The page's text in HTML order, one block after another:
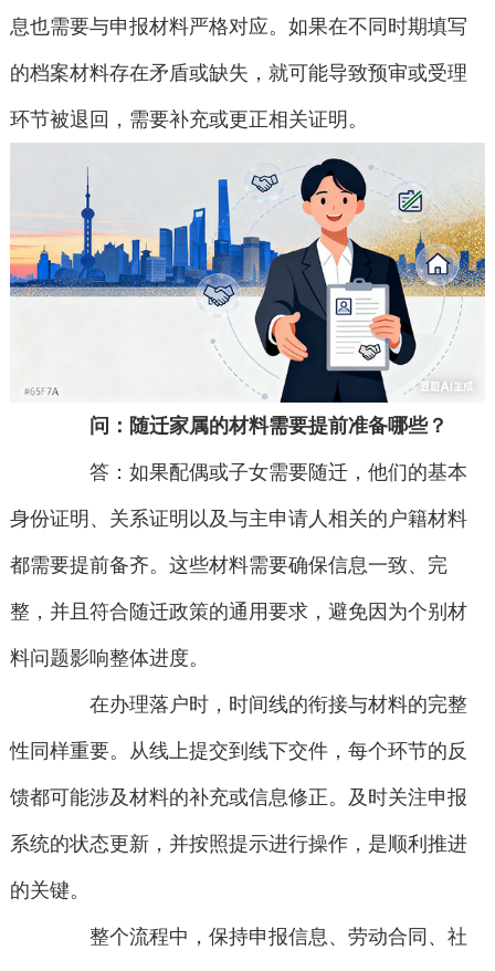
息也需要与申报材料严格对应。如果在不同时期填写
的档案材料存在矛盾或缺失，就可能导致预审或受理
环节被退回，需要补充或更正相关证明。
问：随迁家属的材料需要提前准备哪些？
答：如果配偶或子女需要随迁，他们的基本
身份证明、关系证明以及与主申请人相关的户籍材料
都需要提前备齐。这些材料需要确保信息一致、完
整，并且符合随迁政策的通用要求，避免因为个别材
料问题影响整体进度。
在办理落户时，时间线的衔接与材料的完整
性同样重要。从线上提交到线下交件，每个环节的反
馈都可能涉及材料的补充或信息修正。及时关注申报
系统的状态更新，并按照提示进行操作，是顺利推进
的关键。
整个流程中，保持申报信息、劳动合同、社